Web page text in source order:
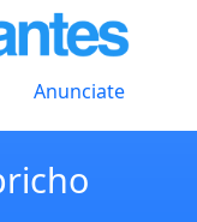
Anunciate